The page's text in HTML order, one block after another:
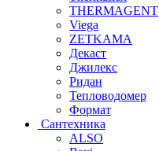
THERMAGENT
Viega
ZETKAMA
Декаст
Джилекс
Ридан
Тепловодомер
Формат
Сантехника
ALSO